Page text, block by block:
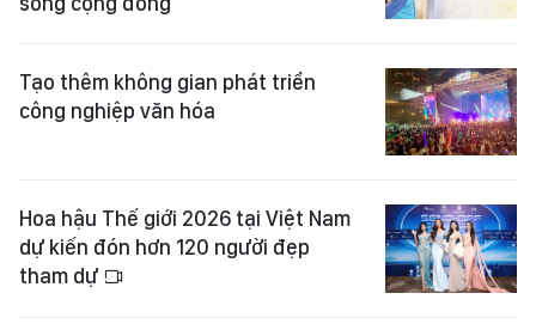
Tạo thêm không gian phát triển
công nghiệp văn hóa
Hoa hậu Thế giới 2026 tại Việt Nam
dự kiến đón hơn 120 người đẹp
tham dự